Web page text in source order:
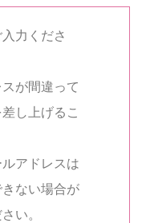
力くださ
が間違って
し上げるこ
アドレスは
ない場合が
い。